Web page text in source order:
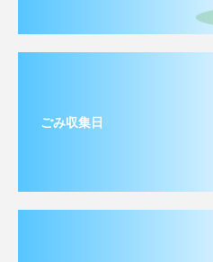
ごみ収集日